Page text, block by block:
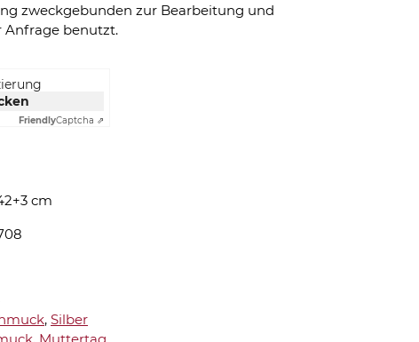
zweckgebunden zur Bearbeitung und
benutzt.
FriendlyCaptcha ⇗
cm
, Silber